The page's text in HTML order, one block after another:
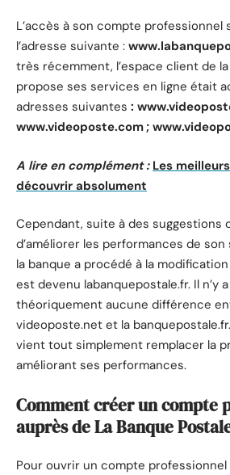
L’accès à son compte professionnel
l’adresse suivante :
très récemment, l’espace client de
propose ses services en ligne était
adresses suivantes :
www.videoposte.com ;
A lire en complément : Les
découvrir absolument
Cependant, suite à des suggestions
d’améliorer les performances de
la banque a procédé à la
est devenu labanquepostale.fr. Il n’y
théoriquement aucune différence
videoposte.net et la
vient tout simplement remplacer la
améliorant ses performances.
Comment créer un compte
auprès de La Banque
Pour ouvrir un compte professionnel